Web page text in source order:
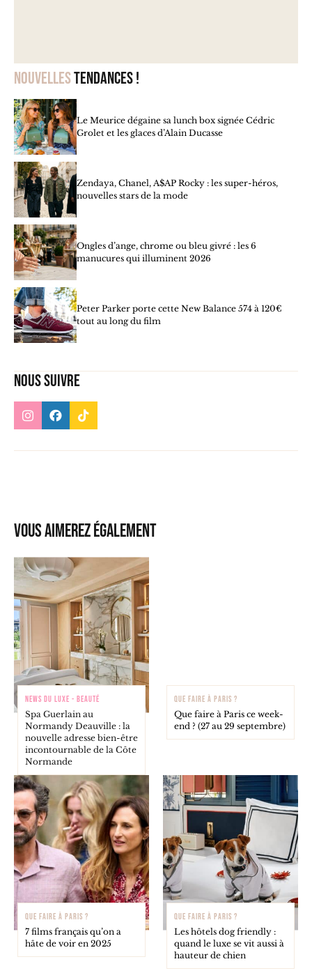
Nouvellestendances !
Le Meurice dégaine sa lunch box signée Cédric
Grolet et les glaces d’Alain Ducasse
Zendaya, Chanel, A$AP Rocky : les super-héros,
nouvelles stars de la mode
Ongles d’ange, chrome ou bleu givré : les 6
manucures qui illuminent 2026
Peter Parker porte cette New Balance 574 à 120€
tout au long du film
Nous suivre
Vous aimerez également
NEWS DU LUXE - BEAUTÉ
Spa Guerlain au
Normandy Deauville : la
nouvelle adresse bien-être
incontournable de la Côte
Normande
QUE FAIRE À PARIS ?
Que faire à Paris ce week-
end ? (27 au 29 septembre)
QUE FAIRE À PARIS ?
7 films français qu’on a
hâte de voir en 2025
QUE FAIRE À PARIS ?
Les hôtels dog friendly :
quand le luxe se vit aussi à
hauteur de chien